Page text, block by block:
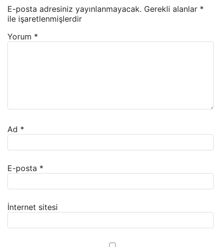
E-posta adresiniz yayınlanmayacak. Gerekli alanlar *
ile işaretlenmişlerdir
Yorum *
Ad *
E-posta *
İnternet sitesi